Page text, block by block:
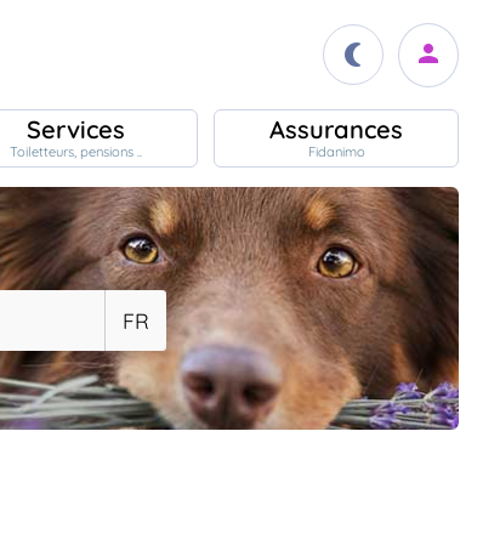
Services
Toiletteurs, pensions ..
Assurances
Fidanimo
FR